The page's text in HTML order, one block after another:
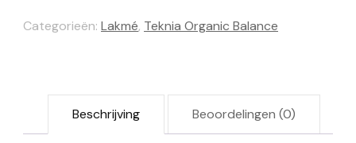
(100ml)
Categorieën: Lakmé, Teknia Organic Balance
Beschrijving Beoordelingen (0)